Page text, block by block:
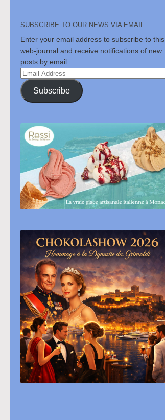
SUBSCRIBE TO OUR NEWS VIA EMAIL
Enter your email address to subscribe to this
web-journal and receive notifications of new
posts by email.
Email
Address
Subscribe